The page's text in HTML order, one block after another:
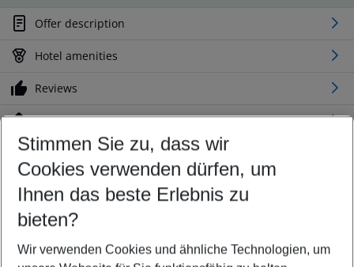
Offer description
Hotel amenities
Reviews
Location
Customize your offer
Find the perfect deal which suits your best
Your departure airport
Any airport
Select your date range
Stimmen Sie zu, dass wir
Cookies verwenden dürfen, um
Ihnen das beste Erlebnis zu
bieten?
Wir verwenden Cookies und ähnliche Technologien, um